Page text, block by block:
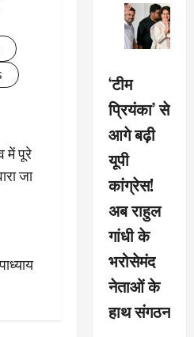
में पूरे
जा
‘टीम
प्रियंका’ से
आगे बढ़ी
यूपी
कांग्रेस!
अब राहुल
गांधी के
भरोसेमंद
नेताओं के
हाथ संगठन